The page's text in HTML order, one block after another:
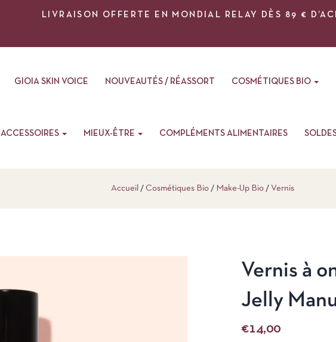
LIVRAISON OFFERTE EN MONDIAL RELAY DÈS 89 €
GIOIA SKIN VOICE NOUVEAUTÉS / RÉASSORT COSMÉTIQUES BIO
ACCESSOIRES MIEUX-ÊTRE COMPLÉMENTS ALIMENTAIRES
Accueil Cosmétiques Bio Make-Up Bio Vernis
Vernis à
Jelly
€14,00